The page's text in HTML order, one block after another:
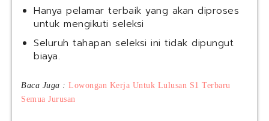
Hanya pelamar terbaik yang akan diproses
untuk mengikuti seleksi
Seluruh tahapan seleksi ini tidak dipungut
biaya.
Baca Juga : Lowongan Kerja Untuk Lulusan S1 Terbaru
Semua Jurusan